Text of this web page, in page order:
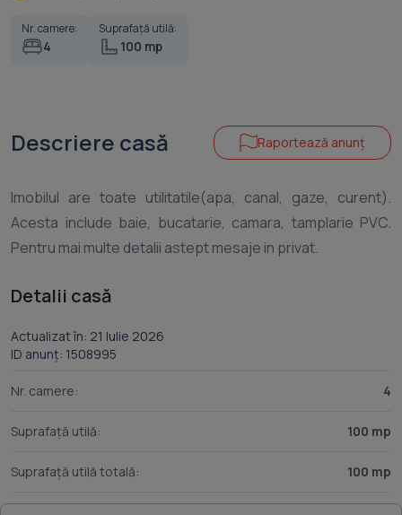
Nr. camere:
4
Suprafață utilă:
100 mp
Descriere casă Raportează anunț
Imobilul are toate utilitatile(apa, canal, gaze, curent).
Acesta include baie, bucatarie, camara, tamplarie PVC.
Detalii casă
Actualizat în: 21 Iulie 2026
ID anunț: 1508995
Nr. camere: 4
Suprafață utilă: 100 mp
Suprafață utilă totală: 100 mp